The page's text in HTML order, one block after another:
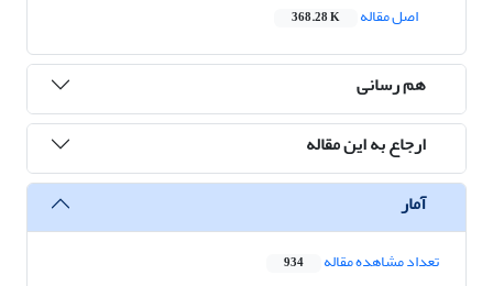
اصل مقاله
368.28 K
هم رسانی
ارجاع به این مقاله
آمار
تعداد مشاهده مقاله 934